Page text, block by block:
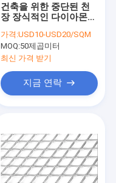
건축을 위한 중단된 천
장 장식적인 다이아몬드
가격:USD10-USD20/SQM
MOQ:50제곱미터
최신 가격 받기
지금 연락